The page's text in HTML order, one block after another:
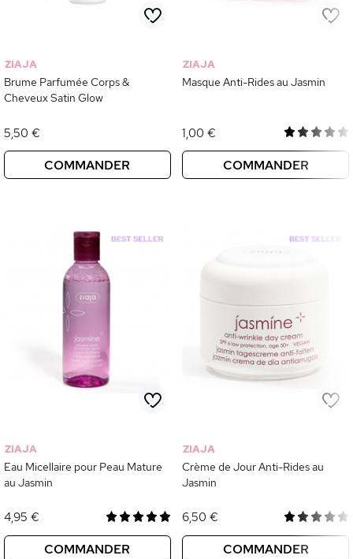
ZIAJA
Brume Parfumée Corps &
Cheveux Satin Glow
5,50 €
COMMANDER
ZIAJA
Masque Anti-Rides au Jasmin
1,00 €
COMMANDER
ZIAJA
Eau Micellaire pour Peau Mature
au Jasmin
4,95 €
COMMANDER
ZIAJA
Crème de Jour Anti-Rides au
Jasmin
6,50 €
COMMANDER